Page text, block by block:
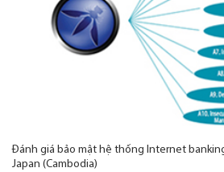
Đánh giá bảo mật hệ thống Internet
Japan (Cambodia)